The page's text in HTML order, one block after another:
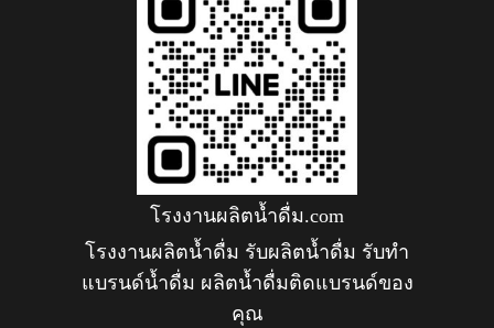
โรงงานผลิตน้ำดื่ม.com
โรงงานผลิตน้ำดื่ม รับผลิตน้ำดื่ม รับทำ
แบรนด์น้ำดื่ม ผลิตน้ำดื่มติดแบรนด์ของ
คุณ